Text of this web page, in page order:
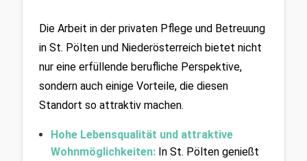
Die Arbeit in der privaten Pflege und Betreuung
in St. Pölten und Niederösterreich bietet nicht
nur eine erfüllende berufliche Perspektive,
sondern auch einige Vorteile, die diesen
Standort so attraktiv machen.
Hohe Lebensqualität und attraktive
Wohnmöglichkeiten: In St. Pölten genießt